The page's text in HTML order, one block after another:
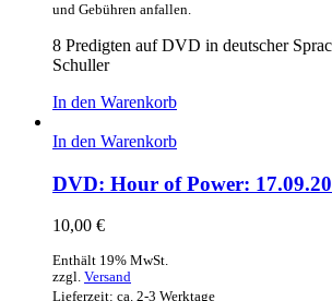
und Gebühren anfallen.
8 Predigten auf DVD in deutscher
Schuller
In den Warenkorb
In den Warenkorb
DVD: Hour of Power:
10,00 €
Enthält 19% MwSt.
zzgl. Versand
Lieferzeit: ca. 2-3 Werktage